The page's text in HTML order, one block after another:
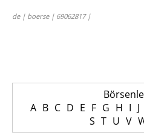
de | boerse | 69062817 |
A B C D E F G H I J
S T U V